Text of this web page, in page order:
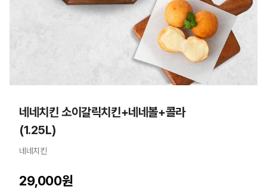
네네치킨 소이갈릭치킨+네네볼+콜라
(1.25L)
네네치킨
29,000원